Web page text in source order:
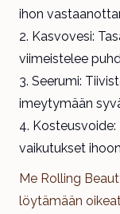
ihon
Kasvovesi:
viimeistelee
Seerumi:
imeytymään
Kosteusvoide:
vaikutukset
Me Rolling
löytämään